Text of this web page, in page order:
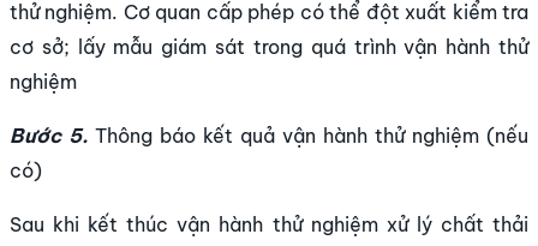
thử nghiệm. Cơ quan cấp phép có thể đột xuất kiểm tra
cơ sở; lấy mẫu giám sát trong quá trình vận hành thử
nghiệm
Bước 5. Thông báo kết quả vận hành thử nghiệm (nếu
có)
Sau khi kết thúc vận hành thử nghiệm xử lý chất thải